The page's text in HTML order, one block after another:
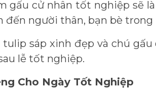
gấu cử nhân tốt nghiệp sẽ
người thân, bạn bè trong
sáp xinh đẹp và chú
lễ tốt nghiệp.
Cho Ngày Tốt Nghiệp